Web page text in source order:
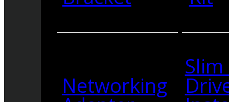
Networking